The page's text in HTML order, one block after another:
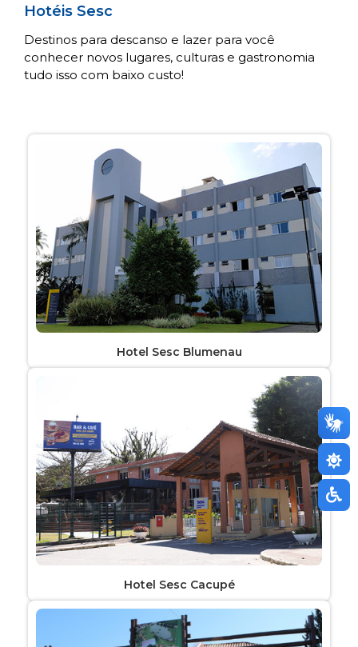
Hotéis Sesc
Destinos para descanso e lazer para você
conhecer novos lugares, culturas e gastronomia
tudo isso com baixo custo!
Hotel Sesc Blumenau
Hotel Sesc Cacupé